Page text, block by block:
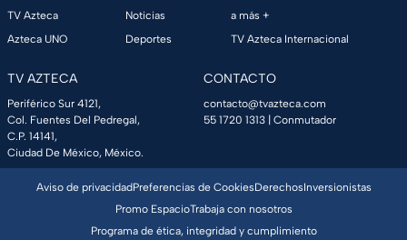
TV Azteca
Azteca UNO
Noticias
Deportes
a más +
TV Azteca Internacional
TV AZTECA
Periférico Sur 4121,
Col. Fuentes Del Pedregal,
C.P. 14141,
Ciudad De México, México.
CONTACTO
contacto@tvazteca.com
55 1720 1313 | Conmutador
Aviso de privacidadPreferencias de CookiesDerechosInversionistas
Promo EspacioTrabaja con nosotros
Programa de ética, integridad y cumplimiento